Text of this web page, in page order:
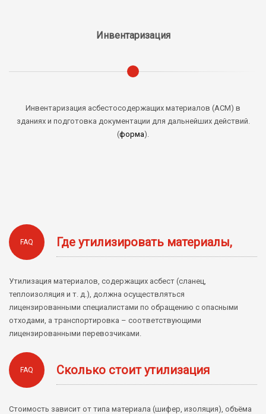
Инвентаризация
Инвентаризация асбестосодержащих материалов (АСМ) в
зданиях и подготовка документации для дальнейших действий.
(форма).
FAQ Где утилизировать материалы,
содержащие асбест?
Утилизация материалов, содержащих асбест (сланец,
теплоизоляция и т. д.), должна осуществляться
лицензированными специалистами по обращению с опасными
отходами, а транспортировка – соответствующими
лицензированными перевозчиками.
FAQ Сколько стоит утилизация
асбеста?
Стоимость зависит от типа материала (шифер, изоляция), объёма